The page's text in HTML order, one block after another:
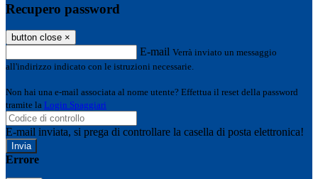
Recupero password
button close ×
E-mail Verrà inviato un messaggio
all'indirizzo indicato con le istruzioni necessarie.
Non hai una e-mail associata al nome utente? Effettua il reset della password
tramite la Login Spaggiari
E-mail inviata, si prega di controllare la casella di posta elettronica!
Errore